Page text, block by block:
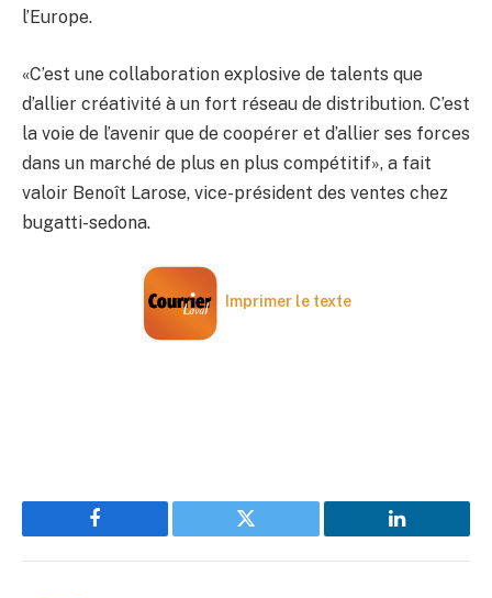
l’Europe.
«C’est une collaboration explosive de talents que
d’allier créativité à un fort réseau de distribution. C’est
la voie de l’avenir que de coopérer et d’allier ses forces
dans un marché de plus en plus compétitif», a fait
valoir Benoît Larose, vice-président des ventes chez
bugatti-sedona.
Imprimer le texte
Facebook Twitter LinkedIn